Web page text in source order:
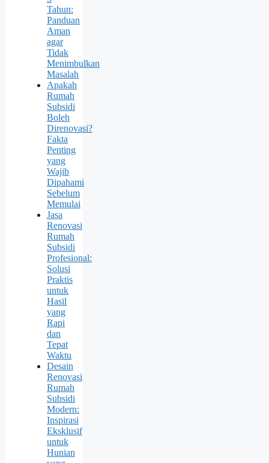
Tahun:
Panduan
Aman
agar
Tidak
Menimbulkan
Masalah
Apakah
Rumah
Subsidi
Boleh
Direnovasi?
Fakta
Penting
yang
Wajib
Dipahami
Sebelum
Memulai
Jasa
Renovasi
Rumah
Subsidi
Profesional:
Solusi
Praktis
untuk
Hasil
yang
Rapi
dan
Tepat
Waktu
Desain
Renovasi
Rumah
Subsidi
Modern:
Inspirasi
Eksklusif
untuk
Hunian